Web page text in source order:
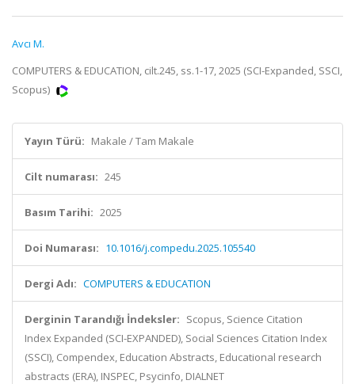
Avcı M.
COMPUTERS & EDUCATION, cilt.245, ss.1-17, 2025 (SCI-Expanded, SSCI,
Scopus)
Yayın Türü: Makale / Tam Makale
Cilt numarası: 245
Basım Tarihi: 2025
Doi Numarası: 10.1016/j.compedu.2025.105540
Dergi Adı: COMPUTERS & EDUCATION
Derginin Tarandığı İndeksler: Scopus, Science Citation
Index Expanded (SCI-EXPANDED), Social Sciences Citation Index
(SSCI), Compendex, Education Abstracts, Educational research
abstracts (ERA), INSPEC, Psycinfo, DIALNET